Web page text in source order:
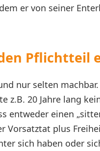
er von seiner
Pflichtteil
nur selten
z.B. 20 Jahre lang
entweder einen
Vorsatztat plus
sich haben oder